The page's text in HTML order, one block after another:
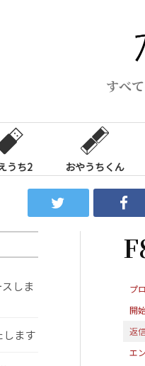
すべ
うち2 おやうちくん
プ
開
返
エ
しま
します